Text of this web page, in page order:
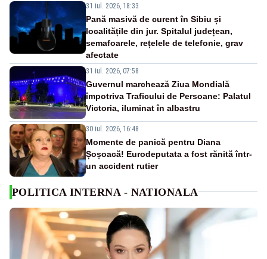
31 iul. 2026, 18:33
Pană masivă de curent în Sibiu și
localitățile din jur. Spitalul județean,
semafoarele, rețelele de telefonie, grav
afectate
31 iul. 2026, 07:58
Guvernul marchează Ziua Mondială
împotriva Traficului de Persoane: Palatul
Victoria, iluminat în albastru
30 iul. 2026, 16:48
Momente de panică pentru Diana
Șoșoacă! Eurodeputata a fost rănită într-
un accident rutier
POLITICA INTERNA - NATIONALA